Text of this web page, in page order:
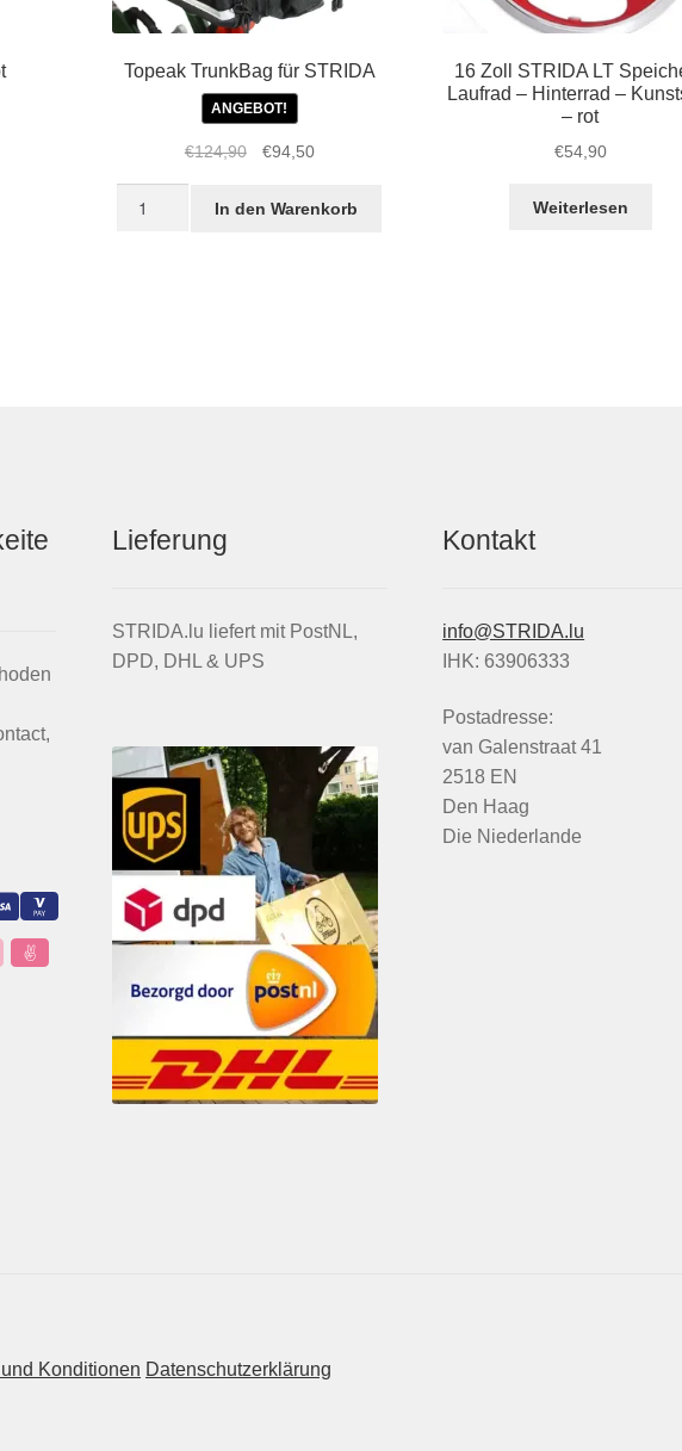
Topeak TrunkBag für STRIDA
ANGEBOT!
€124,90
Ursprünglicher
war:
€94,50Aktueller
ist:
In den Warenkorb
16 Zoll STRIDA LT
Laufrad – Hinterrad –
– rot
€54,90
Weiterlesen
Lieferung
STRIDA.lu liefert mit PostNL,
DPD, DHL & UPS
Kontakt
info@STRIDA.lu
IHK: 63906333
Postadresse:
van Galenstraat 41
2518 EN
Den Haag
Die Niederlande
Konditionen Datenschutzerklärung